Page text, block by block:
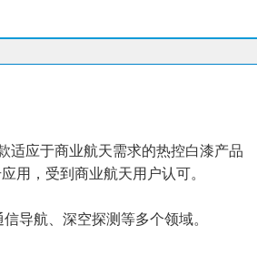
适应于商业航天需求的热控白漆产品
用，受到商业航天用户认可。
导航、深空探测等多个领域。